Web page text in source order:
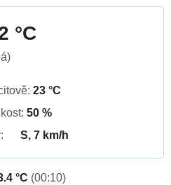
°C
23 °C
50 %
S, 7 km/h
°C (00:10)